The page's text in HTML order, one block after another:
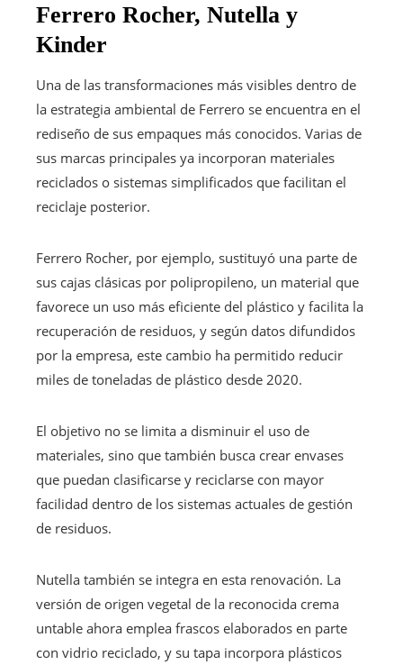
Ferrero Rocher, Nutella y
Kinder
Una de las transformaciones más visibles dentro de
la estrategia ambiental de Ferrero se encuentra en el
rediseño de sus empaques más conocidos. Varias de
sus marcas principales ya incorporan materiales
reciclados o sistemas simplificados que facilitan el
reciclaje posterior.
Ferrero Rocher, por ejemplo, sustituyó una parte de
sus cajas clásicas por polipropileno, un material que
favorece un uso más eficiente del plástico y facilita la
recuperación de residuos, y según datos difundidos
por la empresa, este cambio ha permitido reducir
miles de toneladas de plástico desde 2020.
El objetivo no se limita a disminuir el uso de
materiales, sino que también busca crear envases
que puedan clasificarse y reciclarse con mayor
facilidad dentro de los sistemas actuales de gestión
de residuos.
Nutella también se integra en esta renovación. La
versión de origen vegetal de la reconocida crema
untable ahora emplea frascos elaborados en parte
con vidrio reciclado, y su tapa incorpora plásticos